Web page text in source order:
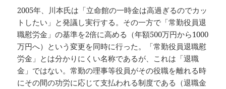
2005年、川本氏は「立命館の一時金は高過ぎるのでカッ
トしたい」と発議し実行する。その一方で「常勤役員退
職慰労金」の基準を2倍に高める（年額500万円から1000
万円へ）という変更を同時に行った。「常勤役員退職慰
労金」とは分かりにくい名称であるが、これは「退職
金」ではない。常勤の理事等役員がその役職を離れる時
にその間の功労に応じて支払われる制度である（退職金